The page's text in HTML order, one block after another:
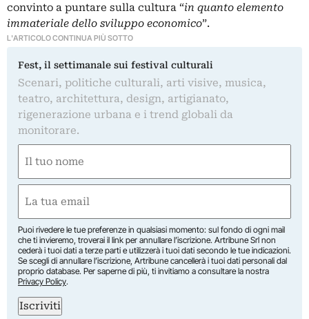
convinto a puntare sulla cultura “in quanto elemento
immateriale dello sviluppo economico”.
L'ARTICOLO CONTINUA PIÙ SOTTO
Fest, il settimanale sui festival culturali
Scenari, politiche culturali, arti visive, musica,
teatro, architettura, design, artigianato,
rigenerazione urbana e i trend globali da
monitorare.
(Required)
First
(Required)
Puoi rivedere le tue preferenze in qualsiasi momento: sul fondo di ogni mail
che ti invieremo, troverai il link per annullare l’iscrizione. Artribune Srl non
cederà i tuoi dati a terze parti e utilizzerà i tuoi dati secondo le tue indicazioni.
Se scegli di annullare l’iscrizione, Artribune cancellerà i tuoi dati personali dal
proprio database. Per saperne di più, ti invitiamo a consultare la nostra
Privacy Policy.
Iscriviti